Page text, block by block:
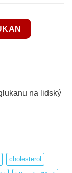
na lidský
cholesterol